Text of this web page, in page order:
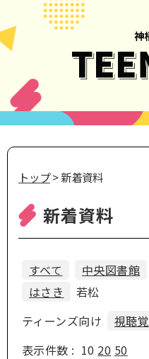
トップ> 新着資料
新着資料
すべて 中央図書館
はさき
若松
ティーンズ向け
視聴
表示件数 : 10 20 50